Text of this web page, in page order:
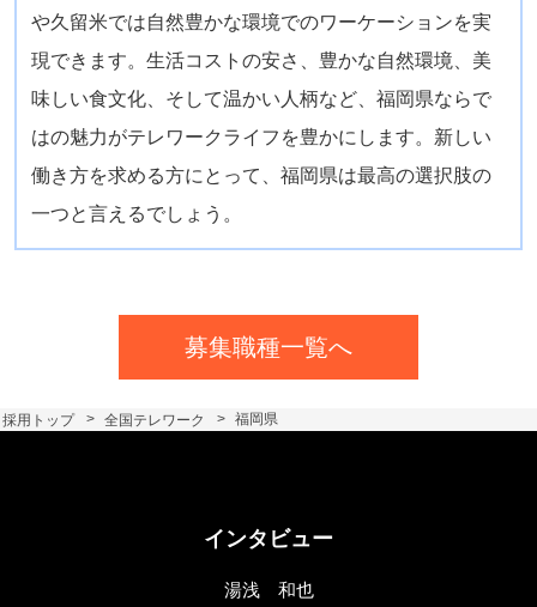
や久留米では自然豊かな環境でのワーケーションを実
現できます。生活コストの安さ、豊かな自然環境、美
味しい食文化、そして温かい人柄など、福岡県ならで
はの魅力がテレワークライフを豊かにします。新しい
働き方を求める方にとって、福岡県は最高の選択肢の
一つと言えるでしょう。
募集職種一覧へ
採用トップ 全国テレワーク 福岡県
インタビュー
湯浅 和也